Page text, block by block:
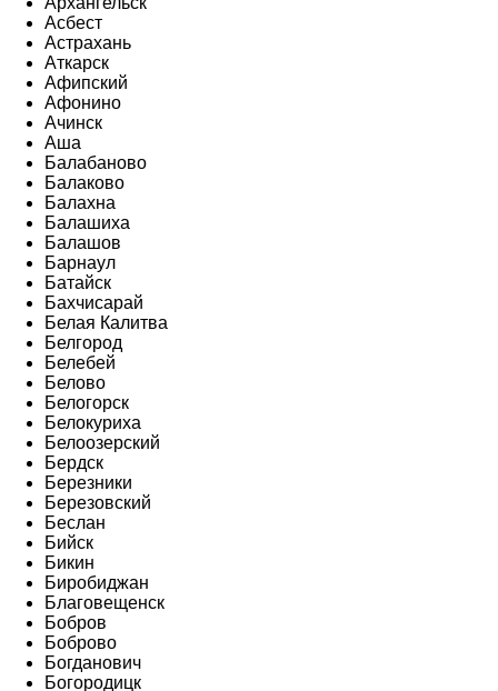
Асбест
Астрахань
Аткарск
Афипский
Афонино
Ачинск
Аша
Балабаново
Балаково
Балахна
Балашиха
Балашов
Барнаул
Батайск
Бахчисарай
Белая Калитва
Белгород
Белебей
Белово
Белогорск
Белокуриха
Белоозерский
Бердск
Березники
Березовский
Беслан
Бийск
Бикин
Биробиджан
Благовещенск
Бобров
Боброво
Богданович
Богородицк